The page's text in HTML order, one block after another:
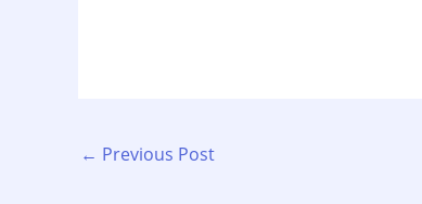
← Previous Post